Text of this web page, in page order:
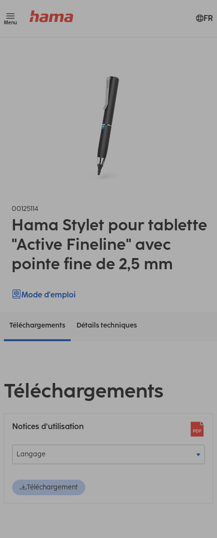
Menu FR
00125114
Hama Stylet pour tablette
"Active Fineline" avec
pointe fine de 2,5 mm
Mode d'emploi
Téléchargements Détails techniques
Téléchargements
Notices d’utilisation
Téléchargement